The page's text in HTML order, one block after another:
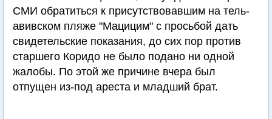
СМИ обратиться к присутствовавшим на тель-
авивском пляже "Мацицим" с просьбой дать
свидетельские показания, до сих пор против
старшего Коридо не было подано ни одной
жалобы. По этой же причине вчера был
отпущен из-под ареста и младший брат.